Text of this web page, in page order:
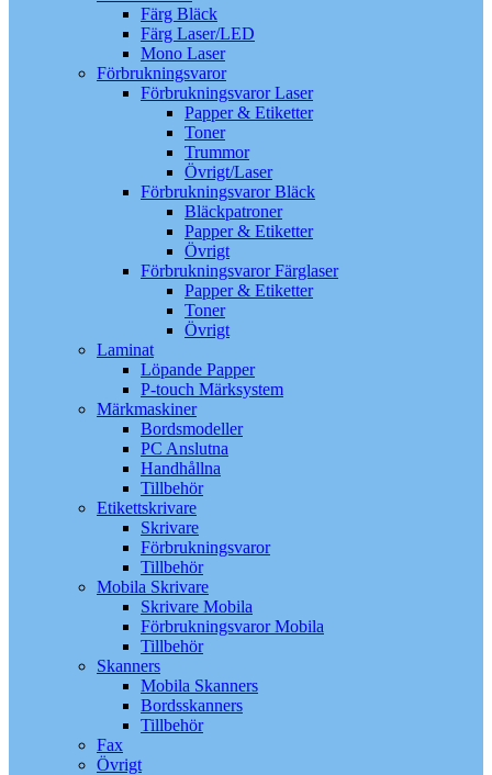
Färg Bläck
Färg Laser/LED
Mono Laser
Förbrukningsvaror
Förbrukningsvaror Laser
Papper & Etiketter
Toner
Trummor
Övrigt/Laser
Förbrukningsvaror Bläck
Bläckpatroner
Papper & Etiketter
Övrigt
Förbrukningsvaror Färglaser
Papper & Etiketter
Toner
Övrigt
Laminat
Löpande Papper
P-touch Märksystem
Märkmaskiner
Bordsmodeller
PC Anslutna
Handhållna
Tillbehör
Etikettskrivare
Skrivare
Förbrukningsvaror
Tillbehör
Mobila Skrivare
Skrivare Mobila
Förbrukningsvaror Mobila
Tillbehör
Skanners
Mobila Skanners
Bordsskanners
Tillbehör
Fax
Övrigt